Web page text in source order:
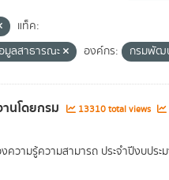
แท็ค:
มูลสาธารณะ องค์กร: กรมพัฒ
นโดยกรม 13310 total views
ความรู้ความสามารถ ประจำปีงบปร